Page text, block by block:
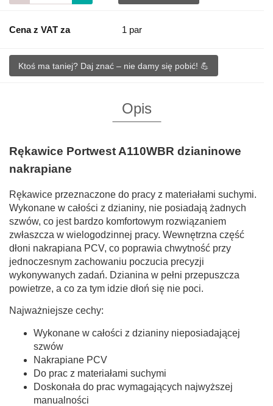
Cena z VAT za 1 par
Ktoś ma taniej? Daj znać – nie damy się pobić! 💪
Opis
Rękawice Portwest A110WBR dzianinowe
nakrapiane
Rękawice przeznaczone do pracy z materiałami suchymi.
Wykonane w całości z dzianiny, nie posiadają żadnych
szwów, co jest bardzo komfortowym rozwiązaniem
zwłaszcza w wielogodzinnej pracy. Wewnętrzna część
dłoni nakrapiana PCV, co poprawia chwytność przy
jednoczesnym zachowaniu poczucia precyzji
wykonywanych zadań. Dzianina w pełni przepuszcza
powietrze, a co za tym idzie dłoń się nie poci.
Najważniejsze cechy:
Wykonane w całości z dzianiny nieposiadającej
szwów
Nakrapiane PCV
Do prac z materiałami suchymi
Doskonała do prac wymagających najwyższej
manualności